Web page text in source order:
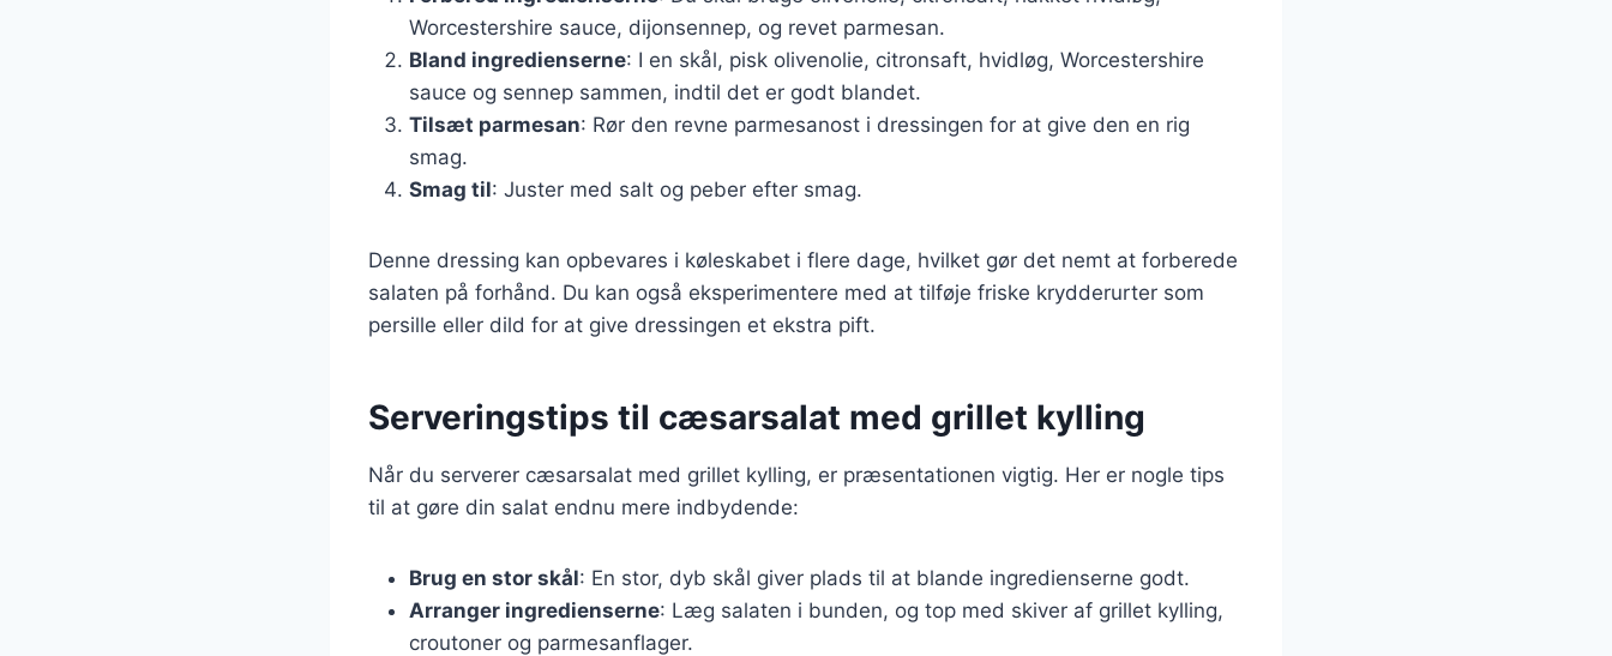
Worcestershire sauce, dijonsennep, og revet parmesan.
Bland ingredienserne: I en skål, pisk olivenolie, citronsaft, hvidløg, Worcestershire
sauce og sennep sammen, indtil det er godt blandet.
Tilsæt parmesan: Rør den revne parmesanost i dressingen for at give den en rig
smag.
Smag til: Juster med salt og peber efter smag.
Denne dressing kan opbevares i køleskabet i flere dage, hvilket gør det nemt at forberede
salaten på forhånd. Du kan også eksperimentere med at tilføje friske krydderurter som
persille eller dild for at give dressingen et ekstra pift.
Serveringstips til cæsarsalat med grillet kylling
Når du serverer cæsarsalat med grillet kylling, er præsentationen vigtig. Her er nogle tips
til at gøre din salat endnu mere indbydende:
Brug en stor skål: En stor, dyb skål giver plads til at blande ingredienserne godt.
Arranger ingredienserne: Læg salaten i bunden, og top med skiver af grillet kylling,
croutoner og parmesanflager.